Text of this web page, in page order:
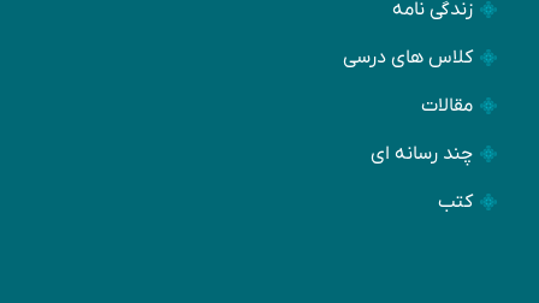
زندگی نامه
کلاس های درسی
مقالات
چند رسانه ای
کتب